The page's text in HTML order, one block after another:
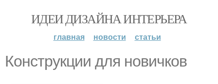
ИДЕИ ДИЗАЙНА ИНТЕРЬЕРА
главная новости статьи
Конструкции для новичков